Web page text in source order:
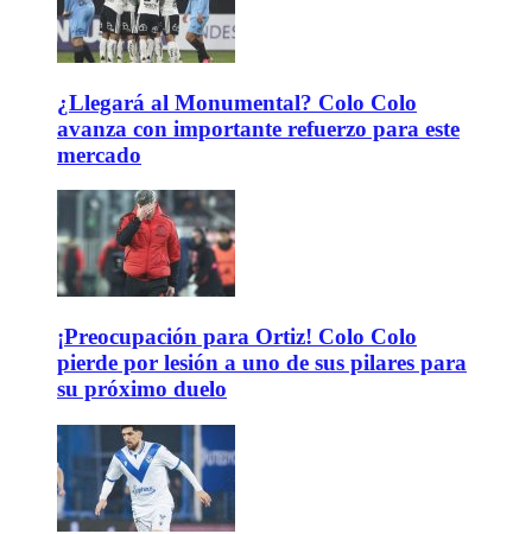
¿Llegará al Monumental? Colo Colo
avanza con importante refuerzo para este
mercado
¡Preocupación para Ortiz! Colo Colo
pierde por lesión a uno de sus pilares para
su próximo duelo